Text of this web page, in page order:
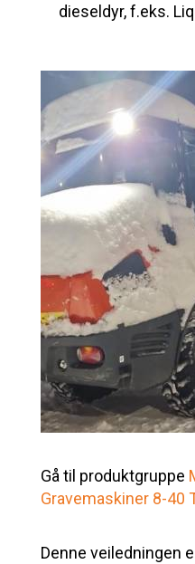
dieseldyr, f.eks.
Gå til produktgruppe
Gravemaskiner 8-40
Denne veiledningen